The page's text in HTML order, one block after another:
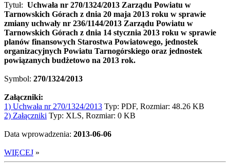
Tytuł: Uchwała nr 270/1324/2013 Zarządu Powiatu w
Tarnowskich Górach z dnia 20 maja 2013 roku w sprawie
zmiany uchwały nr 236/1144/2013 Zarządu Powiatu w
Tarnowskich Górach z dnia 14 stycznia 2013 roku w sprawie
planów finansowych Starostwa Powiatowego, jednostek
organizacyjnych Powiatu Tarnogórskiego oraz jednostek
powiązanych budżetowo na 2013 rok.
Symbol: 270/1324/2013
Załączniki:
1) Uchwała nr 270/1324/2013 Typ: PDF, Rozmiar: 48.26 KB
2) Załączniki Typ: XLS, Rozmiar: 0 KB
Data wprowadzenia: 2013-06-06
WIĘCEJ »